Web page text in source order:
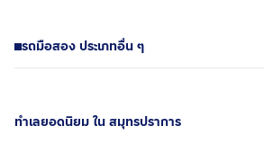
รถมือสอง ประเภทอื่น ๆ
ทำเลยอดนิยม ใน สมุทรปราการ